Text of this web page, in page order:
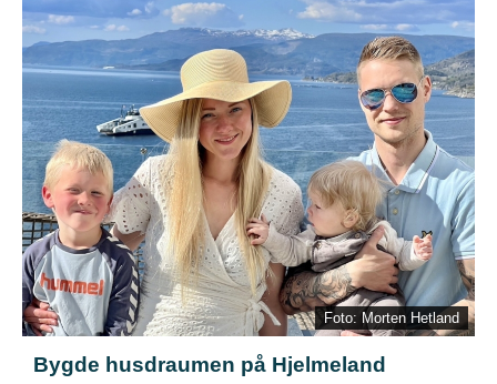
Foto: Morten Hetland
Bygde husdraumen på Hjelmeland